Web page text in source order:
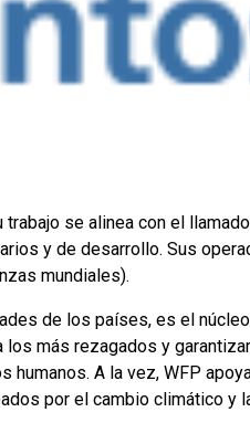
se alinea con el
y de desarrollo. Sus
mundiales).
de los países, es el
más rezagados y
A la vez, WFP
por el cambio climático y